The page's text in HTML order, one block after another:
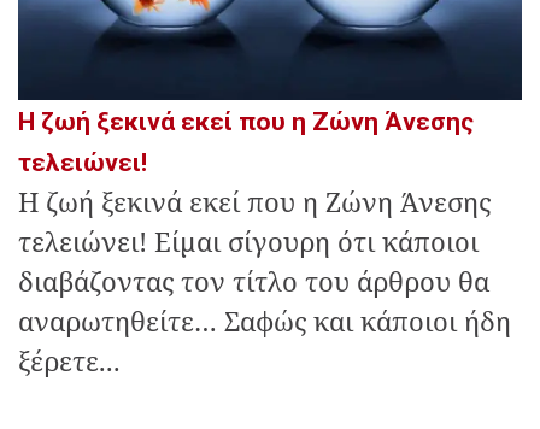
Η ζωή ξεκινά εκεί που η Ζώνη Άνεσης
τελειώνει!
Η ζωή ξεκινά εκεί που η Ζώνη Άνεσης
τελειώνει! Είμαι σίγουρη ότι κάποιοι
διαβάζοντας τον τίτλο του άρθρου θα
αναρωτηθείτε… Σαφώς και κάποιοι ήδη
ξέρετε...